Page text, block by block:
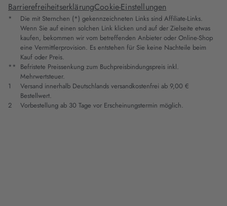
BarrierefreiheitserklärungCookie-Einstellungen
*
Die mit Sternchen (*) gekennzeichneten Links sind Affiliate-Links.
Wenn Sie auf einen solchen Link klicken und auf der Zielseite etwas
kaufen, bekommen wir vom betreffenden Anbieter oder Online-Shop
eine Vermittlerprovision. Es entstehen für Sie keine Nachteile beim
Kauf oder Preis.
** Befristete Preissenkung zum Buchpreisbindungspreis inkl.
Mehrwertsteuer.
1
Versand innerhalb Deutschlands versandkostenfrei ab 9,00 €
Bestellwert.
2
Vorbestellung ab 30 Tage vor Erscheinungstermin möglich.